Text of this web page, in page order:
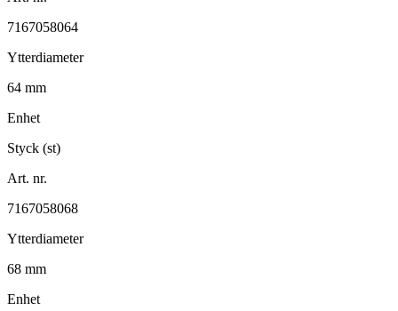
7167058064
Ytterdiameter
64 mm
Enhet
Styck (st)
Art. nr.
7167058068
Ytterdiameter
68 mm
Enhet